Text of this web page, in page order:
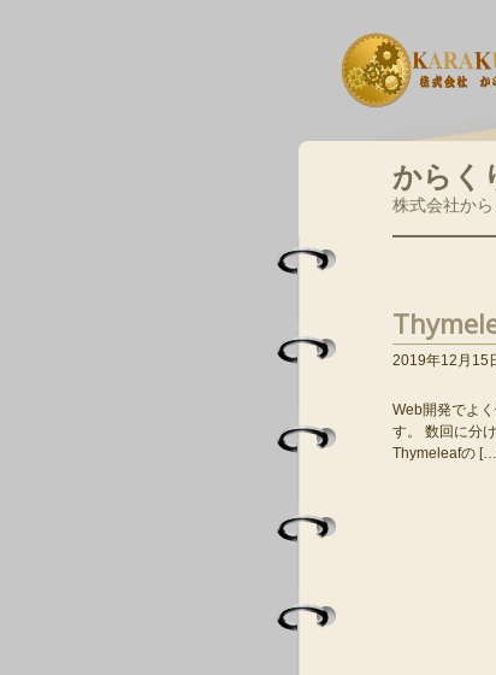
からく
株式会社か
2019年12月15
Web開発でよ
す。 数回に分
Thymeleafの